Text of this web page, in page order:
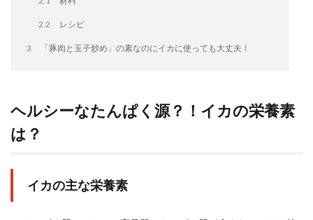
2.2 レシピ
3 「豚肉と玉子炒め」の素なのにイカに使っても大丈夫！
ヘルシーなたんぱく源？！イカの栄養素
は？
イカの主な栄養素
冷凍食品ライフハック
万博
冷凍食品豆知識
ビビゴ
なにわ パーティー
パーティー餃子
マンドゥ
メスティン